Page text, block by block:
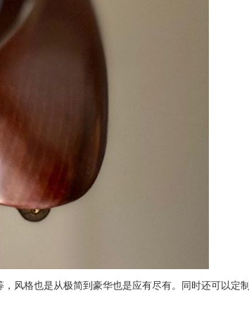
风格也是从极简到豪华也是应有尽有。同时还可以定